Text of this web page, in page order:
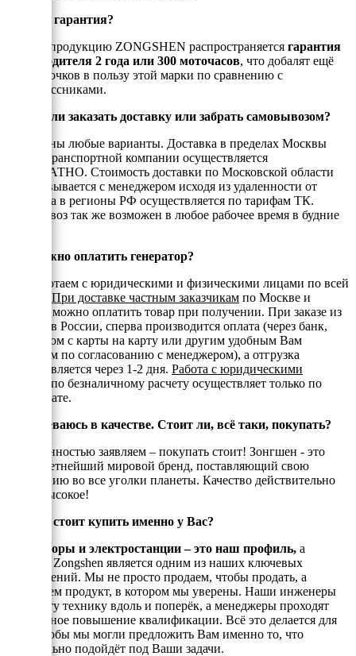
Есть ли гарантия?
На всю продукцию ZONGSHEN распространяется гарантия
производителя 2 года или 300 моточасов, что добалят ещё
больше очков в пользу этой марки по сравнению с
одноклассниками.
Можно ли заказать доставку или забрать самовывозом?
Возможны любые варианты. Доставка в пределах Москвы
или до транспортной компании осуществляется
БЕСПЛАТНО. Стоимость доставки по Московской области
согласовывается с менеджером исходя из удаленности от
МКАД, а в регионы РФ осуществляется по тарифам ТК.
Самовывоз так же возможен в любое рабочее время в будние
Как можно оплатить генератор?
Мы работаем с юридическими и физическими лицами по всей
При доставке частным заказчикам по Москве и
области можно оплатить товар при получении. При заказе из
регионов России, сперва производится оплата (через банк,
переводом с карты на карту или другим удобным Вам
способом по согласованию с менеджером), а отгрузка
осуществляется через 1-2 дня. Работа с юридическими
по безналичному расчету осуществляет только по
предоплате.
Я сомневаюсь в качестве. Стоит ли, всё таки, покупать?
С уверенностью заявляем – покупать стоит! Зонгшен - это
авторитетнейший мировой бренд, поставляющий свою
продукцию во все уголки планеты. Качество действительно
очень высокое!
Почему стоит купить именно у Вас?
Генераторы и электростанции – это наш профиль, а
техника Zongshen является одним из наших ключевых
направлений. Мы не просто продаем, чтобы продать, а
реализуем продукт, в котором мы уверены. Наши инженеры
знают эту технику вдоль и поперёк, а менеджеры проходят
постоянное повышение квалификации. Всё это делается для
того, чтобы мы могли предложить Вам именно то, что
оптимально подойдёт под Ваши задачи.